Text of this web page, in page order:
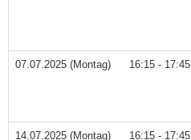
07.07.2025 (Montag) 16:15 - 17:45
14.07.2025 (Montag) 16:15 - 17:45